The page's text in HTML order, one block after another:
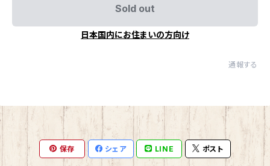
Sold out
日本国内にお住まいの方向け
通報する
保存 シェア LINE ポスト